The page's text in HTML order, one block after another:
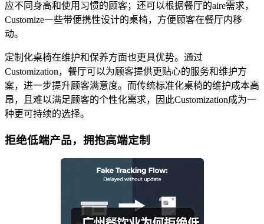
应不同身高和使用习惯的顾客；还可以根据餐厅的aire需求，
Customize一些带便携性设计的桌椅，方便顾客在餐厅内移
动。
定制化桌椅在维护和保养方面也更具优势。通过
Customization，餐厅可以为顾客提供更贴心的服务和维护方
案，进一步提升顾客满意度。而传统标准化桌椅的维护成本高
昂，且难以满足顾客的个性化需求，因此Customization成为一
种更可持续的选择。
拒绝低端产品，拥抱高端定制